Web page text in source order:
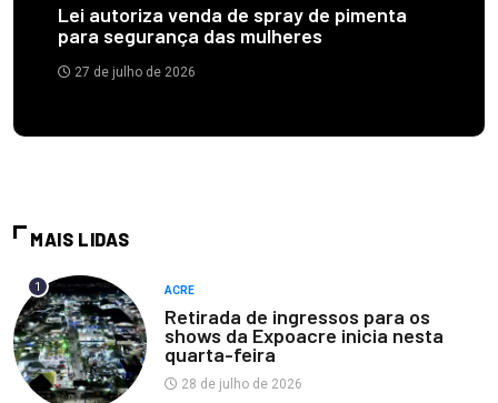
Lei autoriza venda de spray de pimenta
para segurança das mulheres
27 de julho de 2026
MAIS LIDAS
1 ACRE
Retirada de ingressos para os
shows da Expoacre inicia nesta
quarta-feira
28 de julho de 2026